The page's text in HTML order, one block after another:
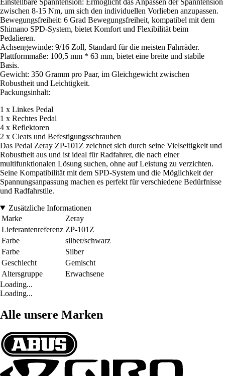
Einstellbare Spanntension: Ermöglicht das Anpassen der Spanntension
zwischen 8-15 Nm, um sich den individuellen Vorlieben anzupassen.
Bewegungsfreiheit: 6 Grad Bewegungsfreiheit, kompatibel mit dem
Shimano SPD-System, bietet Komfort und Flexibilität beim
Pedalieren.
Achsengewinde: 9/16 Zoll, Standard für die meisten Fahrräder.
Plattformmaße: 100,5 mm * 63 mm, bietet eine breite und stabile
Basis.
Gewicht: 350 Gramm pro Paar, im Gleichgewicht zwischen
Robustheit und Leichtigkeit.
Packungsinhalt:
1 x Linkes Pedal
1 x Rechtes Pedal
4 x Reflektoren
2 x Cleats und Befestigungsschrauben
Das Pedal Zeray ZP-101Z zeichnet sich durch seine Vielseitigkeit und
Robustheit aus und ist ideal für Radfahrer, die nach einer
multifunktionalen Lösung suchen, ohne auf Leistung zu verzichten.
Seine Kompatibilität mit dem SPD-System und die Möglichkeit der
Spannungsanpassung machen es perfekt für verschiedene Bedürfnisse
und Radfahrstile.
Zusätzliche Informationen
Marke
Zeray
Lieferantenreferenz ZP-101Z
Farbe
silber/schwarz
Farbe
Silber
Geschlecht
Gemischt
Altersgruppe
Erwachsene
Loading...
Loading...
Alle unsere Marken